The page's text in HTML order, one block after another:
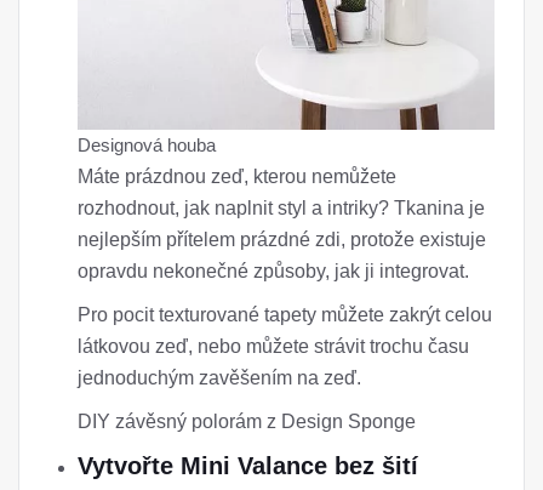
Designová houba
Máte prázdnou zeď, kterou nemůžete
rozhodnout, jak naplnit styl a intriky? Tkanina je
nejlepším přítelem prázdné zdi, protože existuje
opravdu nekonečné způsoby, jak ji integrovat.
Pro pocit texturované tapety můžete zakrýt celou
látkovou zeď, nebo můžete strávit trochu času
jednoduchým zavěšením na zeď.
DIY závěsný polorám z Design Sponge
Vytvořte Mini Valance bez šití